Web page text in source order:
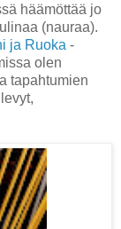
häämöttää jo
(nauraa).
ja Ruoka -
olen
tapahtumien